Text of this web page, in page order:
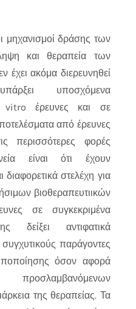
μηχανισμοί δράσης των
και θεραπεία των
έχει ακόμα διερευνηθεί
υποσχόμενα
έρευνες και σε
από έρευνες
περισσότερες φορές
είναι ότι έχουν
στελέχη για
βιοθεραπευτιικών
σε συγκεκριμένα
δείξει αντιφατικά
παράγοντες
όσον αφορά
της θεραπείας. Τα